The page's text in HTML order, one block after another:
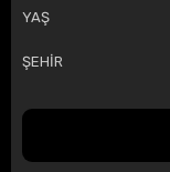
YAŞ
ŞEHİR